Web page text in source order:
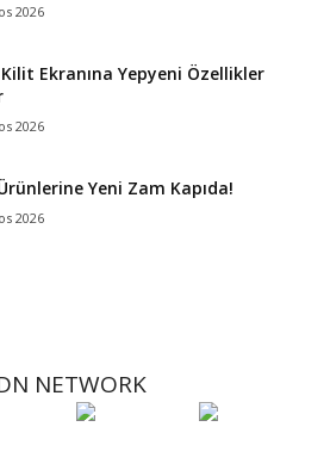
2026
Kilit Ekranına Yepyeni Özellikler
2026
Yeni Zam Kapıda!
2026
NETWORK